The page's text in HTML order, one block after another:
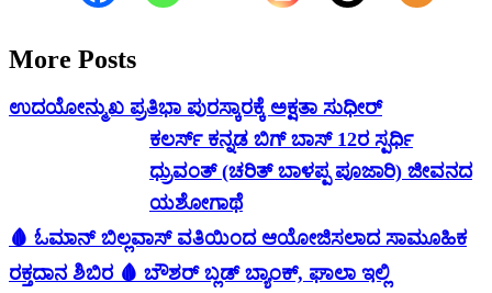
More Posts
ಉದಯೋನ್ಮುಖ ಪ್ರತಿಭಾ ಪುರಸ್ಕಾರಕ್ಕೆ ಅಕ್ಷತಾ ಸುಧೀರ್
ಕಲರ್ಸ್ ಕನ್ನಡ ಬಿಗ್ ಬಾಸ್ 12ರ ಸ್ಪರ್ಧಿ
ಧ್ರುವಂತ್ (ಚರಿತ್ ಬಾಳಪ್ಪ ಪೂಜಾರಿ) ಜೀವನದ
ಯಶೋಗಾಥೆ
🩸 ಓಮಾನ್ ಬಿಲ್ಲವಾಸ್ ವತಿಯಿಂದ ಆಯೋಜಿಸಲಾದ ಸಾಮೂಹಿಕ
ರಕ್ತದಾನ ಶಿಬಿರ 🩸 ಬೌಶರ್ ಬ್ಲಡ್ ಬ್ಯಾಂಕ್, ಘಾಲಾ ಇಲ್ಲಿ